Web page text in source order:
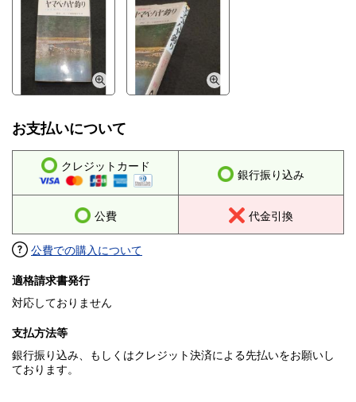
お支払いについて
クレジットカード
銀行振り込み
公費 代金引換
公費での購入について
適格請求書発行
対応しておりません
支払方法等
銀行振り込み、もしくはクレジット決済による先払いをお願いし
ております。